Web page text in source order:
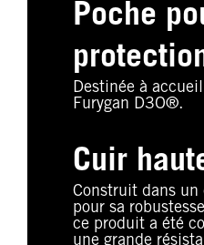
Poche
Destinée à
Furygan D3O®.
Cuir
Construit dans
pour sa
ce produit a été
une grande